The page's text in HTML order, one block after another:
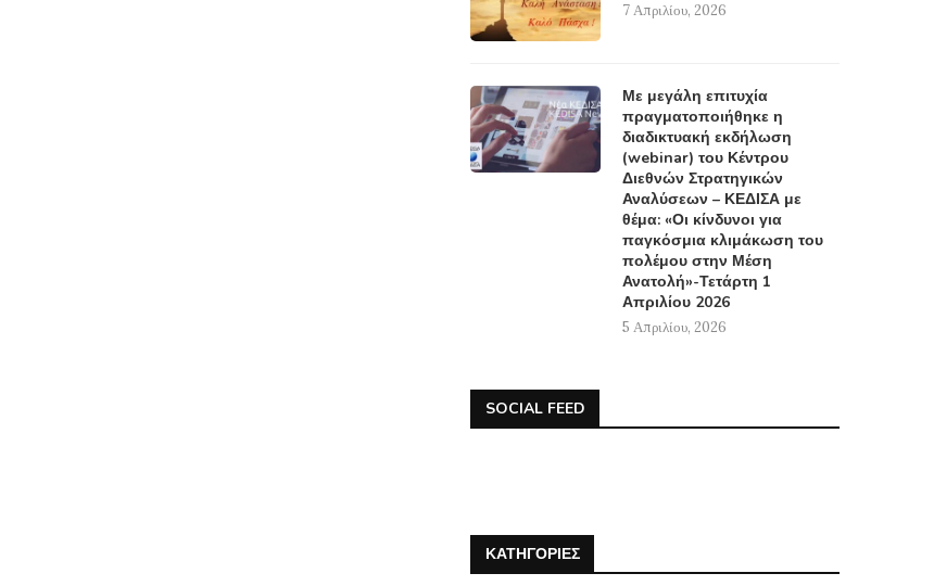
7 Απριλίου, 2026
Με μεγάλη επιτυχία
πραγματοποιήθηκε η
διαδικτυακή εκδήλωση
(webinar) του Κέντρου
Διεθνών Στρατηγικών
Αναλύσεων – ΚΕΔΙΣΑ με
θέμα: «Οι κίνδυνοι για
παγκόσμια κλιμάκωση του
πολέμου στην Μέση
Ανατολή»-Τετάρτη 1
Απριλίου 2026
5 Απριλίου, 2026
SOCIAL FEED
ΚΑΤΗΓΟΡΊΕΣ